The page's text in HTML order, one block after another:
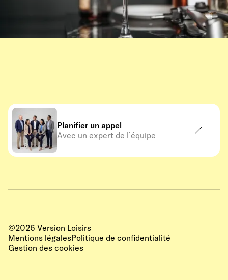
Planifier un appel
Avec un expert de l’équipe
©2026 Version Loisirs
Mentions légalesPolitique de confidentialité
Gestion des cookies